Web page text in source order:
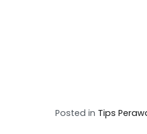
Posted in Tips